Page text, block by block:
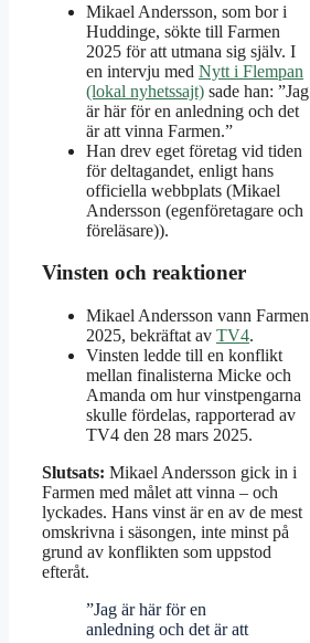
Mikael Andersson, som bor i
Huddinge, sökte till Farmen
2025 för att utmana sig själv. I
en intervju med Nytt i Flempan
(lokal nyhetssajt) sade han: ”Jag
är här för en anledning och det
är att vinna Farmen.”
Han drev eget företag vid tiden
för deltagandet, enligt hans
officiella webbplats (Mikael
Andersson (egenföretagare och
föreläsare)).
Vinsten och reaktioner
Mikael Andersson vann Farmen
2025, bekräftat av TV4.
Vinsten ledde till en konflikt
mellan finalisterna Micke och
Amanda om hur vinstpengarna
skulle fördelas, rapporterad av
TV4 den 28 mars 2025.
Slutsats: Mikael Andersson gick in i
Farmen med målet att vinna – och
lyckades. Hans vinst är en av de mest
omskrivna i säsongen, inte minst på
grund av konflikten som uppstod
efteråt.
”Jag är här för en
anledning och det är att